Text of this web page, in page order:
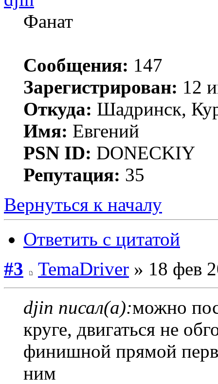
Фанат
Сообщения: 147
Зарегистрирован: 12
Откуда: Шадринск,
Имя: Евгений
PSN ID: DONECKIY
Репутация: 35
Вернуться к началу
Ответить с цитатой
#3
TemaDriver » 18 фев
djin писал(а):можно
круге, двигаться не
финишной прямой
ним